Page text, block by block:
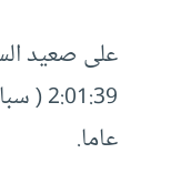
على صعيد
عاما.